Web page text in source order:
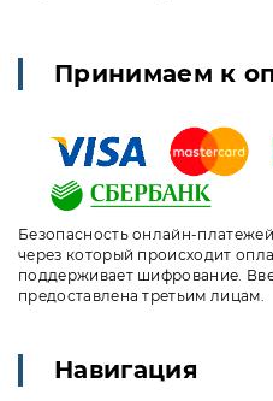
Принимаем к
Безопасность онлайн-
через который происходит
поддерживает шифрование.
предоставлена третьим лицам.
Навигация